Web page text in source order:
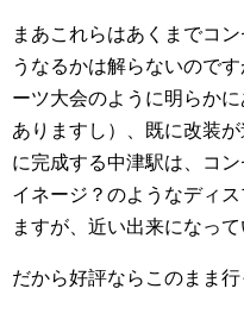
まあこれらはあくまでコ
うなるかは解らないので
ーツ大会のように明らか
ありますし）、既に改装
に完成する中津駅は、コ
イネージ？のようなディ
ますが、近い出来になって
だから好評ならこのまま